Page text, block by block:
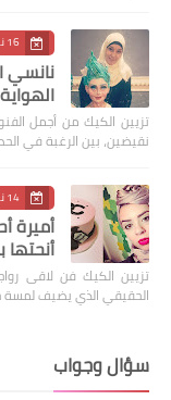
16 نوفمبر 2017
نانسي
تزيين الكيك من أجمل
نقيضين، بين الرغبة في
14 نوفمبر 2017
أميرة
تزيين الكيك فن لاقى
الحقيقي الذي يضيف
سؤال وجواب